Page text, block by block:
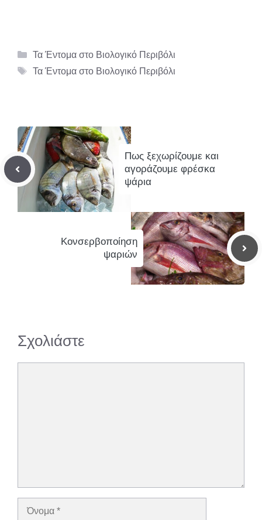
Κατηγορίες
Τα Έντομα στο Βιολογικό Περιβόλι
Ετικέτες
Τα Έντομα στο Βιολογικό Περιβόλι
Πως ξεχωρίζουμε και
αγοράζουμε φρέσκα
ψάρια
Κονσερβοποίηση
ψαριών
Σχολιάστε
Όνομα